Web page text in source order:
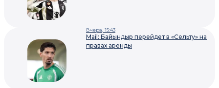
Вчера, 15:43
Mail: Байындыр перейдет в «Сельту» на
правах аренды